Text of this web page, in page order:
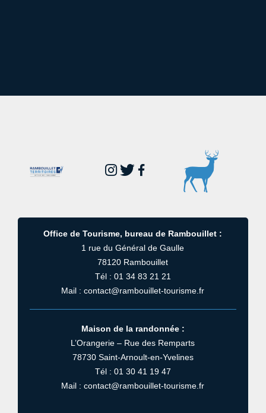
Office de Tourisme, bureau de Rambouillet :
1 rue du Général de Gaulle
78120 Rambouillet
Tél : 01 34 83 21 21
Mail : contact@rambouillet-tourisme.fr
Maison de la randonnée :
L’Orangerie – Rue des Remparts
78730 Saint-Arnoult-en-Yvelines
Tél : 01 30 41 19 47
Mail : contact@rambouillet-tourisme.fr